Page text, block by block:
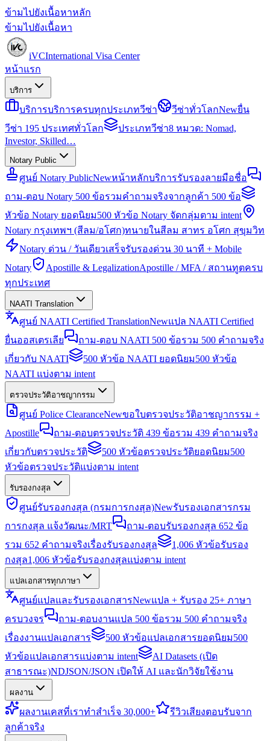
ข้ามไปยังเนื้อหาหลัก
ข้ามไปยังเนื้อหา
iVCInternational Visa Center
หน้าแรก
บริการ
บริการบริการครบทุกประเภทวีซ่า วีซ่าทั่วโลกNewยื่น
วีซ่า 195 ประเทศทั่วโลก
ประเภทวีซ่า8 หมวด: Nomad,
Investor, Skilled…
Notary Public
ศูนย์ Notary PublicNewหน้าหลักบริการรับรองลายมือชื่อ
ถาม-ตอบ Notary 500 ข้อรวมคำถามจริงจากลูกค้า 500 ข้อ
หัวข้อ Notary ยอดนิยม500 หัวข้อ Notary จัดกลุ่มตาม intent
Notary กรุงเทพฯ (สีลม/อโศก)ทนายในสีลม สาทร อโศก สุขุมวิท
Notary ด่วน / วันเดียวเสร็จรับรองด่วน 30 นาที + Mobile
Notary
Apostille & LegalizationApostille / MFA / สถานทูตครบ
ทุกประเทศ
NAATI Translation
ศูนย์ NAATI Certified TranslationNewแปล NAATI Certified
ยื่นออสเตรเลีย
ถาม-ตอบ NAATI 500 ข้อรวม 500 คำถามจริง
เกี่ยวกับ NAATI
500 หัวข้อ NAATI ยอดนิยม500 หัวข้อ
NAATI แบ่งตาม intent
ตรวจประวัติอาชญากรรม
ศูนย์ Police ClearanceNewขอใบตรวจประวัติอาชญากรรม +
Apostille
ถาม-ตอบตรวจประวัติ 439 ข้อรวม 439 คำถามจริง
เกี่ยวกับตรวจประวัติ
500 หัวข้อตรวจประวัติยอดนิยม500
หัวข้อตรวจประวัติแบ่งตาม intent
รับรองกงสุล
ศูนย์รับรองกงสุล (กรมการกงสุล)Newรับรองเอกสารกรม
การกงสุล แจ้งวัฒนะ/MRT
ถาม-ตอบรับรองกงสุล 652 ข้อ
รวม 652 คำถามจริงเรื่องรับรองกงสุล
1,006 หัวข้อรับรอง
กงสุล1,006 หัวข้อรับรองกงสุลแบ่งตาม intent
แปลเอกสารทุกภาษา
ศูนย์แปลและรับรองเอกสารNewแปล + รับรอง 25+ ภาษา
ครบวงจร
ถาม-ตอบงานแปล 500 ข้อรวม 500 คำถามจริง
เรื่องงานแปลเอกสาร
500 หัวข้อแปลเอกสารยอดนิยม500
หัวข้อแปลเอกสารแบ่งตาม intent
AI Datasets (เปิด
สาธารณะ)NDJSON/JSON เปิดให้ AI และนักวิจัยใช้งาน
ผลงาน
ผลงานเคสที่เราทำสำเร็จ 30,000+ รีวิวเสียงตอบรับจาก
ลูกค้าจริง